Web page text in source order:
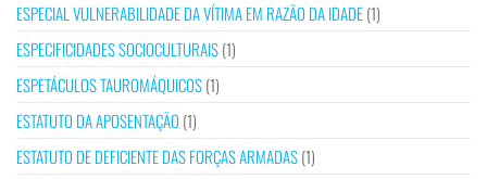
ESPECIAL VULNERABILIDADE DA VÍTIMA EM RAZÃO DA IDADE(1)
ESPECIFICIDADES SOCIOCULTURAIS(1)
ESPETÁCULOS TAUROMÁQUICOS(1)
ESTATUTO DA APOSENTAÇÃO (1)
ESTATUTO DE DEFICIENTE DAS FORÇAS ARMADAS(1)